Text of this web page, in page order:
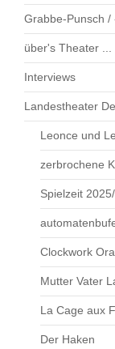
Grabbe-Punsch /
über's Theater ...
Interviews
Landestheater
Leonce und
zerbrochene
Spielzeit
Clockwork
Mutter Vater
La Cage aux
Der Haken